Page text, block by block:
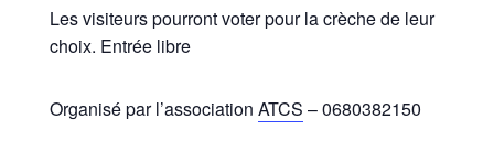
Les visiteurs pourront voter pour la crèche de leur
choix. Entrée libre
Organisé par l’association ATCS – 0680382150